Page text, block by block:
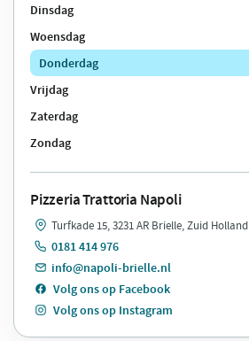
Dinsdag
Woensdag
Donderdag
Vrijdag
Zaterdag
Zondag
Pizzeria Trattoria Napoli
Turfkade 15, 3231 AR Brielle, Zuid Holland
0181 414 976
info@napoli-brielle.nl
Volg ons op Facebook
Volg ons op Instagram